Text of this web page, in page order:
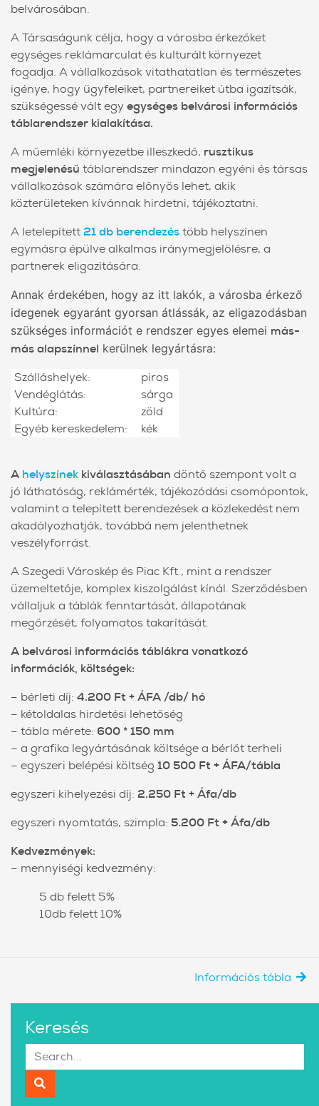
belvárosában.
A Társaságunk célja, hogy a városba érkezőket
egységes reklámarculat és kulturált környezet
fogadja. A vállalkozások vitathatatlan és természetes
igénye, hogy ügyfeleiket, partnereiket útba igazítsák,
szükségessé vált egy egységes belvárosi információs
táblarendszer kialakítása.
A műemléki környezetbe illeszkedő, rusztikus
megjelenésű táblarendszer mindazon egyéni és társas
vállalkozások számára előnyös lehet, akik
közterületeken kívánnak hirdetni, tájékoztatni.
A letelepített 21db berendezéstöbb helyszínen
egymásra épülve alkalmas iránymegjelölésre, a
partnerek eligazítására.
Annak érdekében, hogy az itt lakók, a városba érkező
idegenek egyaránt gyorsan átlássák, az eligazodásban
szükséges információt e rendszer egyes elemei más-
más alapszínnel kerülnek legyártásra:
Szálláshelyek:
piros
Vendéglátás:
sárga
Kultúra:
zöld
Egyéb kereskedelem:
kék
A helyszínek kiválasztásában döntő szempont volt a
jó láthatóság, reklámérték, tájékozódási csomópontok,
valamint a telepített berendezések a közlekedést nem
akadályozhatják, továbbá nem jelenthetnek
veszélyforrást.
A Szegedi Városkép és Piac Kft., mint a rendszer
üzemeltetője, komplex kiszolgálást kínál. Szerződésben
vállaljuk a táblák fenntartását, állapotának
megőrzését, folyamatos takarítását.
A belvárosi információs táblákra vonatkozó
információk, költségek:
– bérleti díj: 4.200 Ft + ÁFA /db/ hó
– kétoldalas hirdetési lehetőség
– tábla mérete: 600 * 150 mm
– a grafika legyártásának költsége a bérlőt terheli
– egyszeri belépési költség 10 500 Ft + ÁFA/tábla
egyszeri kihelyezési díj: 2.250 Ft + Áfa/db
egyszeri nyomtatás, szimpla: 5.200 Ft + Áfa/db
Kedvezmények:
– mennyiségi kedvezmény:
5 db felett 5%
10db felett 10%
Információs tábla
Keresés